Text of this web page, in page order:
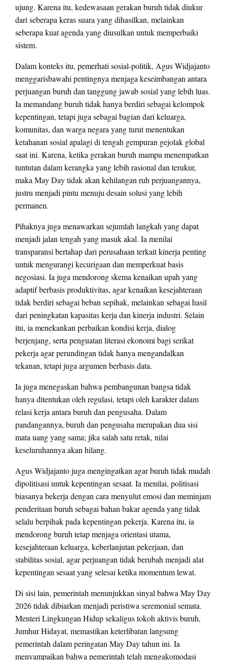
ujung. Karena itu, kedewasaan gerakan buruh tidak diukur
dari seberapa keras suara yang dihasilkan, melainkan
seberapa kuat agenda yang diusulkan untuk memperbaiki
sistem.
Dalam konteks itu, pemerhati sosial-politik, Agus Widjajanto
menggarisbawahi pentingnya menjaga keseimbangan antara
perjuangan buruh dan tanggung jawab sosial yang lebih luas.
Ia memandang buruh tidak hanya berdiri sebagai kelompok
kepentingan, tetapi juga sebagai bagian dari keluarga,
komunitas, dan warga negara yang turut menentukan
ketahanan sosial apalagi di tengah gempuran gejolak global
saat ini. Karena, ketika gerakan buruh mampu menempatkan
tuntutan dalam kerangka yang lebih rasional dan terukur,
maka May Day tidak akan kehilangan ruh perjuangannya,
justru menjadi pintu menuju desain solusi yang lebih
permanen.
Pihaknya juga menawarkan sejumlah langkah yang dapat
menjadi jalan tengah yang masuk akal. Ia menilai
transparansi bertahap dari perusahaan terkait kinerja penting
untuk mengurangi kecurigaan dan memperkuat basis
negosiasi. Ia juga mendorong skema kenaikan upah yang
adaptif berbasis produktivitas, agar kenaikan kesejahteraan
tidak berdiri sebagai beban sepihak, melainkan sebagai hasil
dari peningkatan kapasitas kerja dan kinerja industri. Selain
itu, ia menekankan perbaikan kondisi kerja, dialog
berjenjang, serta penguatan literasi ekonomi bagi serikat
pekerja agar perundingan tidak hanya mengandalkan
tekanan, tetapi juga argumen berbasis data.
Ia juga menegaskan bahwa pembangunan bangsa tidak
hanya ditentukan oleh regulasi, tetapi oleh karakter dalam
relasi kerja antara buruh dan pengusaha. Dalam
pandangannya, buruh dan pengusaha merupakan dua sisi
mata uang yang sama; jika salah satu retak, nilai
keseluruhannya akan hilang.
Agus Widjajanto juga mengingatkan agar buruh tidak mudah
dipolitisasi untuk kepentingan sesaat. Ia menilai, politisasi
biasanya bekerja dengan cara menyulut emosi dan meminjam
penderitaan buruh sebagai bahan bakar agenda yang tidak
selalu berpihak pada kepentingan pekerja. Karena itu, ia
mendorong buruh tetap menjaga orientasi utama,
kesejahteraan keluarga, keberlanjutan pekerjaan, dan
stabilitas sosial, agar perjuangan tidak berubah menjadi alat
kepentingan sesaat yang selesai ketika momentum lewat.
Di sisi lain, pemerintah menunjukkan sinyal bahwa May Day
2026 tidak dibiarkan menjadi peristiwa seremonial semata.
Menteri Lingkungan Hidup sekaligus tokoh aktivis buruh,
Jumhur Hidayat, memastikan keterlibatan langsung
pemerintah dalam peringatan May Day tahun ini. Ia
menyampaikan bahwa pemerintah telah mengakomodasi